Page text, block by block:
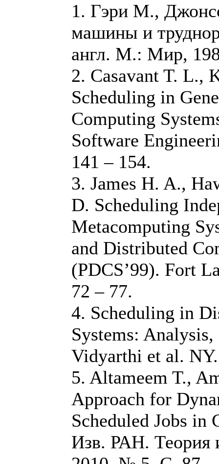
1. Гэри М.,
машины и
англ. М.: Мир,
2. Casavant T. L.,
Scheduling in
Computing
Software
141 – 154.
3. James H. A.,
D. Scheduling
Metacomputing
and Distributed
(PDCS’99). Fort
72 – 77.
4. Scheduling in
Systems:
Vidyarthi et al.
5. Altameem T.,
Approach for
Scheduled Jobs in
Изв. РАН. Теория